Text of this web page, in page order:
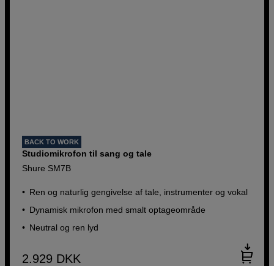
BACK TO WORK
Studiomikrofon til sang og tale
Shure SM7B
Ren og naturlig gengivelse af tale, instrumenter og vokal
Dynamisk mikrofon med smalt optageområde
Neutral og ren lyd
2.929 DKK